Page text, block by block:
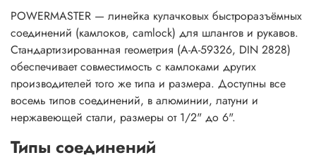
POWERMASTER — линейка кулачковых быстроразъёмных
соединений (камлоков, camlock) для шлангов и рукавов.
Стандартизированная геометрия (A-A-59326, DIN 2828)
обеспечивает совместимость с камлоками других
производителей того же типа и размера. Доступны все
восемь типов соединений, в алюминии, латуни и
нержавеющей стали, размеры от 1/2" до 6".
Типы соединений